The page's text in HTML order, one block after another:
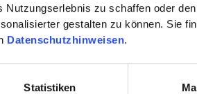
zu schaffen oder
gestalten zu können. Sie
Datenschutzhinweisen.
Statistiken